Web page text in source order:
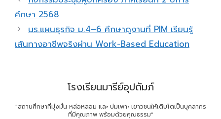
ศึกษา 2568
นร.แผนธุรกิจ ม.4–6 ศึกษาดูงานที่ PIM เรียนรู้
เส้นทางอาชีพจริงผ่าน Work-Based Education
โรงเรียนมารีย์อุปถัมภ์
"สถานศึกษาที่มุ่งมั่น หล่อหลอม และ บ่มเพาะ เยาวชนให้เติบโตเป็นบุคลากร
ที่มีคุณภาพ พร้อมด้วยคุณธรรม"